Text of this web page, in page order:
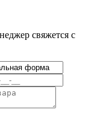
свяжется с